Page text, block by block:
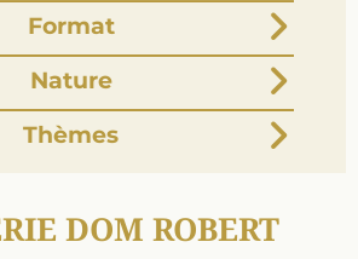
Format
Nature
Thèmes
DOM ROBERT